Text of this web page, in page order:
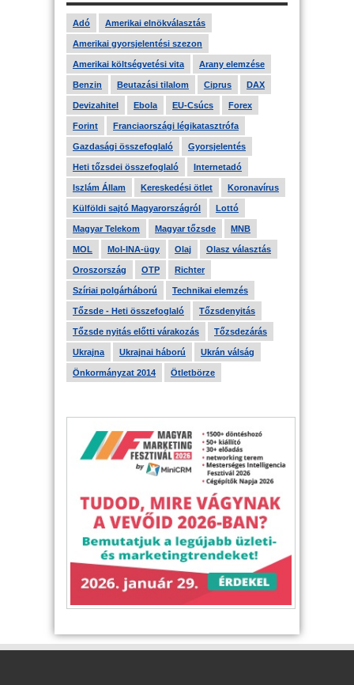
Adó Amerikai elnökválasztás
Amerikai gyorsjelentési szezon
Amerikai költségvetési vita Arany elemzése
Benzin Beutazási tilalom Ciprus DAX
Devizahitel Ebola EU-Csúcs Forex
Forint Franciaországi légikatasztrófa
Gazdasági összefoglaló Gyorsjelentés
Heti tőzsdei összefoglaló Internetadó
Iszlám Állam Kereskedési ötlet Koronavírus
Külföldi sajtó Magyarországról Lottó
Magyar Telekom Magyar tőzsde MNB
MOL Mol-INA-ügy Olaj Olasz választás
Oroszország OTP Richter
Szíriai polgárháború Technikai elemzés
Tőzsde - Heti összefoglaló Tőzsdenyitás
Tőzsde nyitás előtti várakozás Tőzsdezárás
Ukrajna Ukrajnai háború Ukrán válság
Önkormányzat 2014 Ötletbörze